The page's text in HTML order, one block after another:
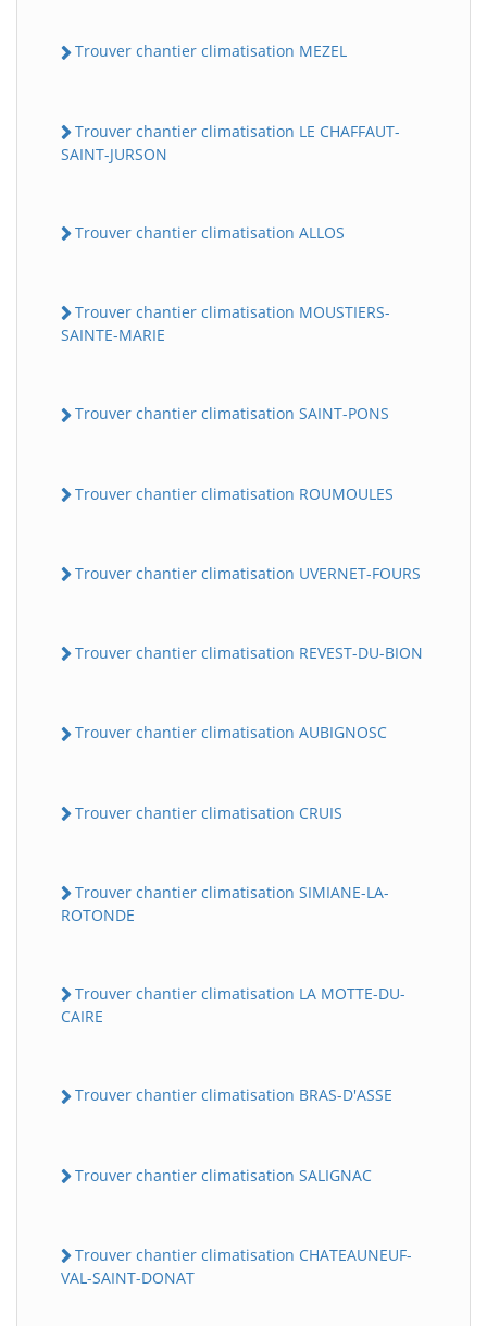
Trouver chantier climatisation MEZEL
Trouver chantier climatisation LE CHAFFAUT-
SAINT-JURSON
Trouver chantier climatisation ALLOS
Trouver chantier climatisation MOUSTIERS-
SAINTE-MARIE
Trouver chantier climatisation SAINT-PONS
Trouver chantier climatisation ROUMOULES
Trouver chantier climatisation UVERNET-FOURS
Trouver chantier climatisation REVEST-DU-BION
Trouver chantier climatisation AUBIGNOSC
Trouver chantier climatisation CRUIS
Trouver chantier climatisation SIMIANE-LA-
ROTONDE
Trouver chantier climatisation LA MOTTE-DU-
CAIRE
Trouver chantier climatisation BRAS-D'ASSE
Trouver chantier climatisation SALIGNAC
Trouver chantier climatisation CHATEAUNEUF-
VAL-SAINT-DONAT